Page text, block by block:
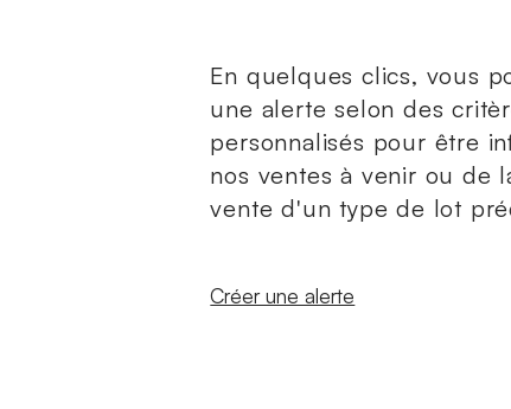
En quelques clics, vous
une alerte selon des
personnalisés pour être
nos ventes à venir ou de
vente d'un type de lot
Nouvelle fenêtre
Créer une alerte